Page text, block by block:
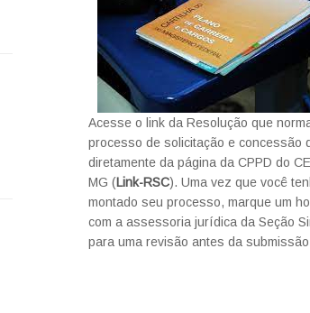
Acesse o link da Resolução que
processo de solicitação e concessão
diretamente da página da CPPD do
MG (Link-RSC). Uma vez que você
montado seu processo, marque um
com a assessoria jurídica da Seção
para uma revisão antes da